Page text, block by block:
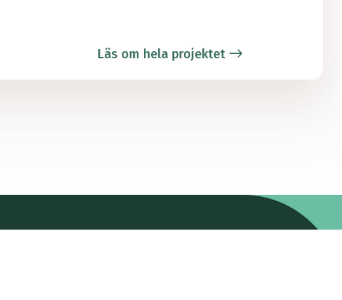
Läs om hela projektet